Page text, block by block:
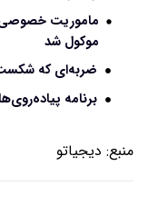
موکول شد
ضربه‌ای که شکست
برنامه
منبع: دیجیاتو